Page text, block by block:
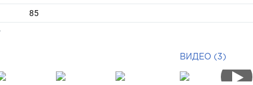
85
ВИДЕО (3)